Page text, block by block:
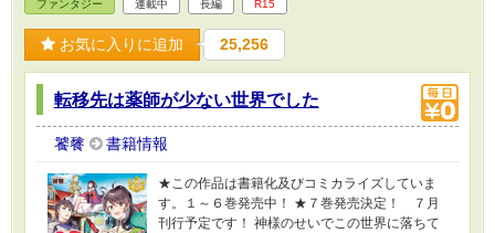
ファンタジー 連載中 長編 R15
お気に入りに追加 25,256
転移先は薬師が少ない世界でした
饕餮 書籍情報
★この作品は書籍化及びコミカライズしていま
す。１～６巻発売中！ ★７巻発売決定！ ７月
刊行予定です！ 神様のせいでこの世界に落ちて